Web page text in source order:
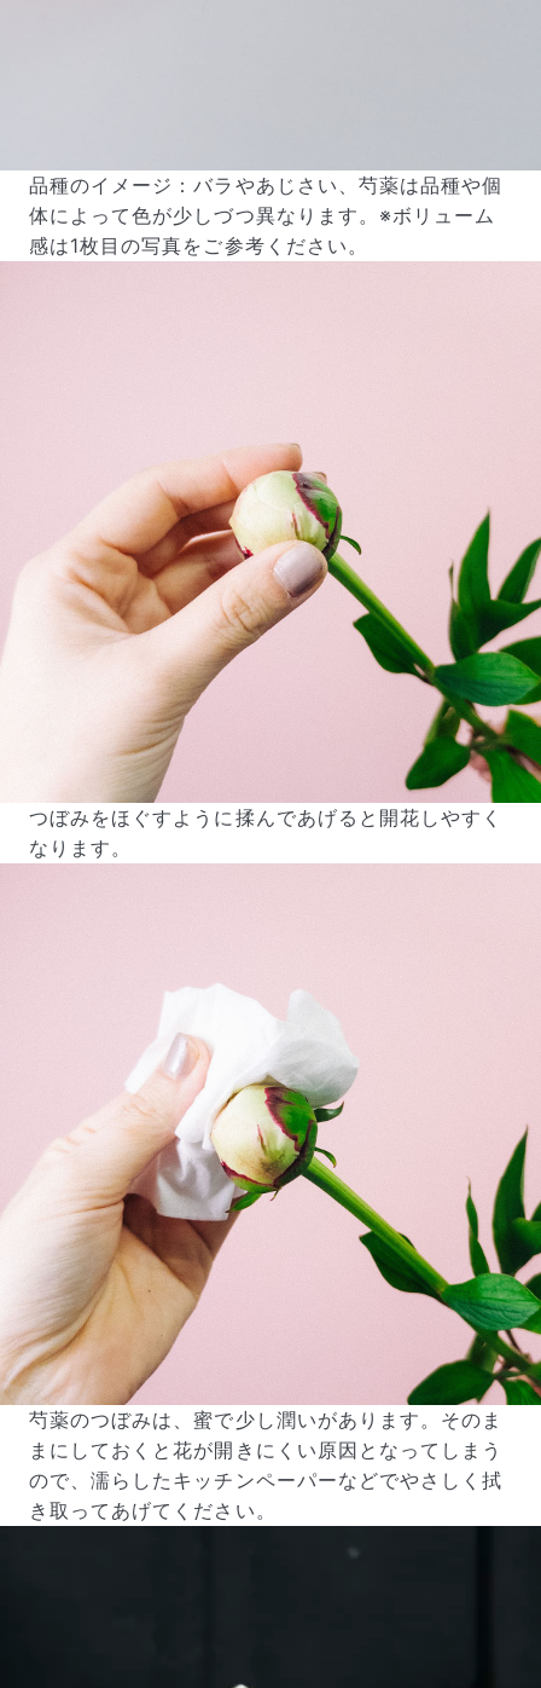
品種のイメージ：バラやあじさい、芍薬は品種や個
体によって色が少しづつ異なります。※ボリューム
感は1枚目の写真をご参考ください。
つぼみをほぐすように揉んであげると開花しやすく
なります。
芍薬のつぼみは、蜜で少し潤いがあります。そのま
まにしておくと花が開きにくい原因となってしまう
ので、濡らしたキッチンペーパーなどでやさしく拭
き取ってあげてください。